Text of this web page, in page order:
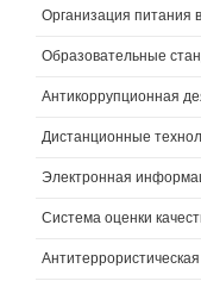
Организация питания
Образовательные
Антикоррупционная
Дистанционные
Электронная
Система оценки